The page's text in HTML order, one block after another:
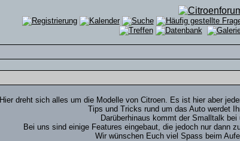
Hier dreht sich alles um die Modelle von Citroen. Es ist hier aber
Tips und Tricks rund um das Auto werdet
Darüberhinaus kommt der Smalltalk
Bei uns sind einige Features eingebaut, die jedoch nur dann
Wir wünschen Euch viel Spass beim